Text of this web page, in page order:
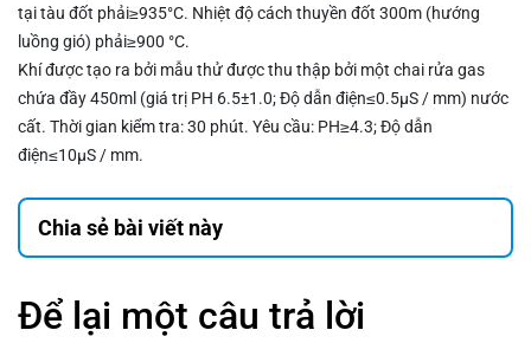
tại tàu đốt phải≥935°C. Nhiệt độ cách thuyền đốt 300m (hướng
luồng gió) phải≥900 °C.
Khí được tạo ra bởi mẫu thử được thu thập bởi một chai rửa gas
chứa đầy 450ml (giá trị PH 6.5±1.0; Độ dẫn điện≤0.5μS / mm) nước
cất. Thời gian kiểm tra: 30 phút. Yêu cầu: PH≥4.3; Độ dẫn
điện≤10μS / mm.
Chia sẻ bài viết này
Để lại một câu trả lời